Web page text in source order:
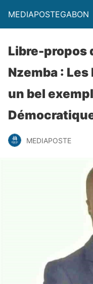
MEDIAPOSTEGABON
Libre-propos
Nzemba :
un bel
MEDIAPOSTE